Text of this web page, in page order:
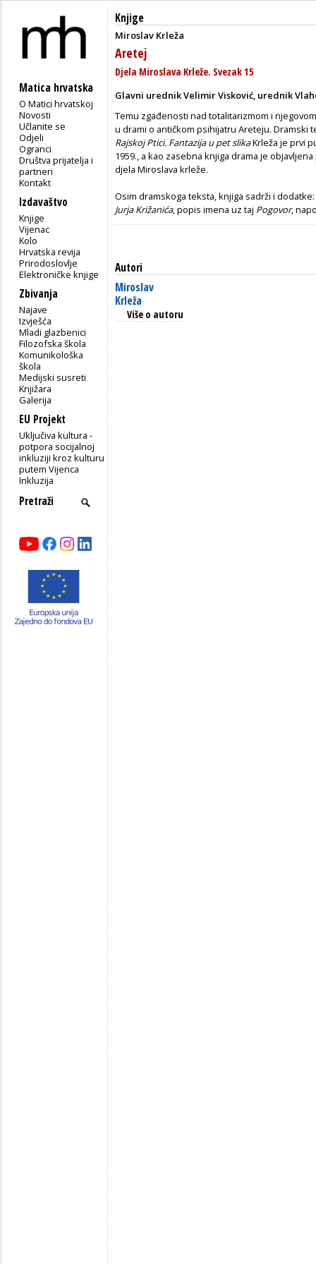
Matica hrvatska
O Matici hrvatskoj
Novosti
Učlanite se
Odjeli
Ogranci
Društva prijatelja i
partneri
Kontakt
Izdavaštvo
Knjige
Vijenac
Kolo
Hrvatska revija
Prirodoslovlje
Elektroničke knjige
Zbivanja
Najave
Izvješća
Mladi glazbenici
Filozofska škola
Komunikološka
škola
Medijski susreti
Knjižara
Galerija
EU Projekt
Uključiva kultura -
potpora socijalnoj
inkluziji kroz kulturu
putem Vijenca
Inkluzija
Knjige
Miroslav Krleža
Aretej
Djela Miroslava Krleže. Svezak 15
Glavni urednik Velimir Visković, urednik
Temu zgađenosti nad totalitarizmom i
u drami o antičkom psihijatru Areteju. Dramski
Rajskoj Ptici. Fantazija u pet slikaKrleža je prvi
1959., a kao zasebna knjiga drama je
djela Miroslava krleže.
Osim dramskoga teksta, knjiga sadrži i
Jurja Križanića, popis imena uz taj Pogovor,
Autori
Miroslav
Krleža
Više o autoru